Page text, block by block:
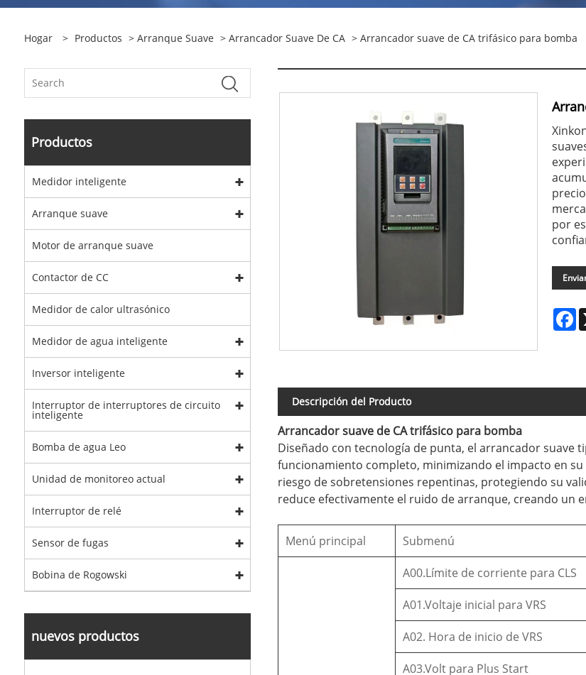
Hogar > Productos > Arranque Suave > Arrancador Suave De CA > Arrancador suave de CA trifásico para bomba
Productos
Medidor inteligente
Arranque suave
Motor de arranque suave
Contactor de CC
Medidor de calor ultrasónico
Medidor de agua inteligente
Inversor inteligente
Interruptor de interruptores de circuito
inteligente
Bomba de agua Leo
Unidad de monitoreo actual
Interruptor de relé
Sensor de fugas
Bobina de Rogowski
nuevos productos
por
Descripción del Producto
Arrancador suave de CA trifásico para bomba
Diseñado con tecnología de punta, el arrancador suave
funcionamiento completo, minimizando el impacto en
riesgo de sobretensiones repentinas, protegiendo su
reduce efectivamente el ruido de arranque, creando un
Menú principal Submenú
A00.Límite de corriente para CLS
A01.Voltaje inicial para VRS
A02. Hora de inicio de VRS
A03.Volt para Plus Start